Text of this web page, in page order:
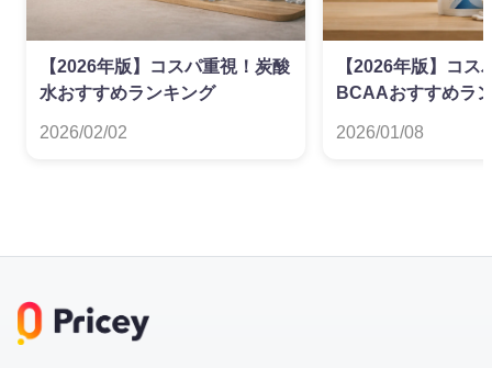
【2026年版】コスパ重視！炭酸
水おすすめランキング
2026/02/02
【2026年版】コス
BCAAおすすめラ
2026/01/08